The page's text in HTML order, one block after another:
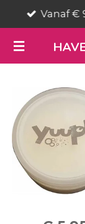
direct
naar
de
hoofdinhoud
Vanaf €